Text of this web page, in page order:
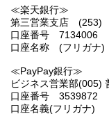
≪楽天銀行≫
第三営業支店 (253)
口座番号 7134006
口座名称 (フリガナ
≪PayPay銀行≫
ビジネス営業部(005)
口座番号
口座名義(フリガナ